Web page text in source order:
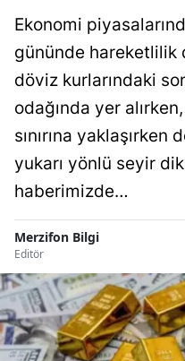
Ekonomi
gününde hareketlilik
döviz kurlarındaki
odağında yer
sınırına
yukarı yönlü seyir
haberimizde…
Merzifon Bilgi
Editör